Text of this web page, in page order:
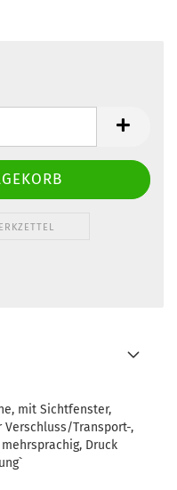
mit Sichtfenster,
Transport-,
Druck